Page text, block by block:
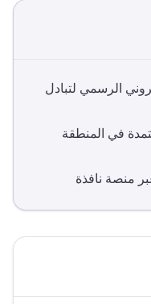
الرسمي لتبادل
في المنطقة
منصة نافذة